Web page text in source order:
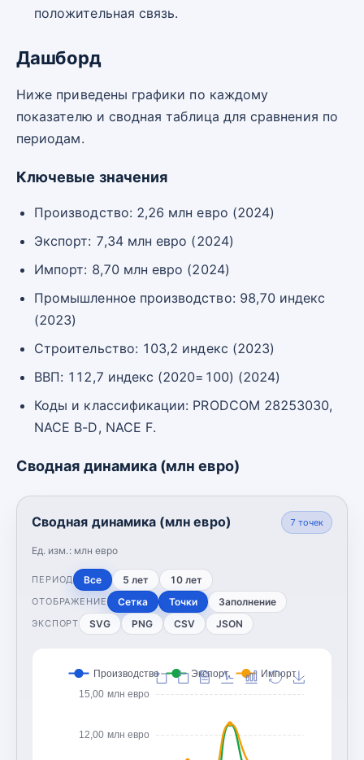
положительная связь.
Дашборд
Ниже приведены графики по каждому
показателю и сводная таблица для сравнения по
периодам.
Ключевые значения
Производство: 2,26 млн евро (2024)
Экспорт: 7,34 млн евро (2024)
Импорт: 8,70 млн евро (2024)
Промышленное производство: 98,70 индекс
(2023)
Строительство: 103,2 индекс (2023)
ВВП: 112,7 индекс (2020=100) (2024)
Коды и классификации: PRODCOM 28253030,
NACE B-D, NACE F.
Сводная динамика (млн евро)
Сводная динамика (млн евро)
Ед. изм.: млн евро
7 точек
ПЕРИОД Все 5 лет 10 лет
ОТОБРАЖЕНИЕ Сетка Точки Заполнение
ЭКСПОРТ SVG PNG CSV JSON
12,00 млн евро
15,00 млн евро
Производство Экспорт Импорт